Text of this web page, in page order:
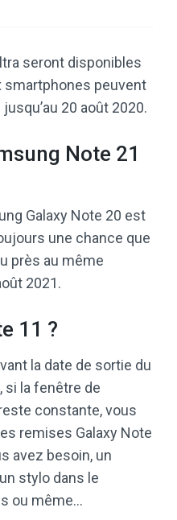
seront disponibles
smartphones peuvent
20 août 2020.
Note 21
Galaxy Note 20 est
une chance que
près au même
2021.
11 ?
la date de sortie du
si la fenêtre de
constante, vous
remises Galaxy Note
avez besoin, un
stylo dans le
ou même…